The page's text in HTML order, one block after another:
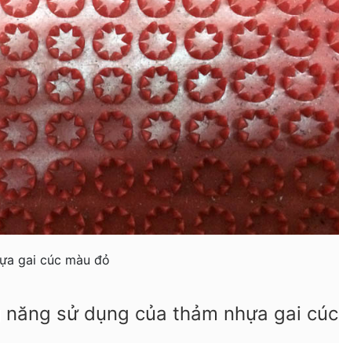
gai cúc màu đỏ
năng sử dụng của thảm nhựa gai